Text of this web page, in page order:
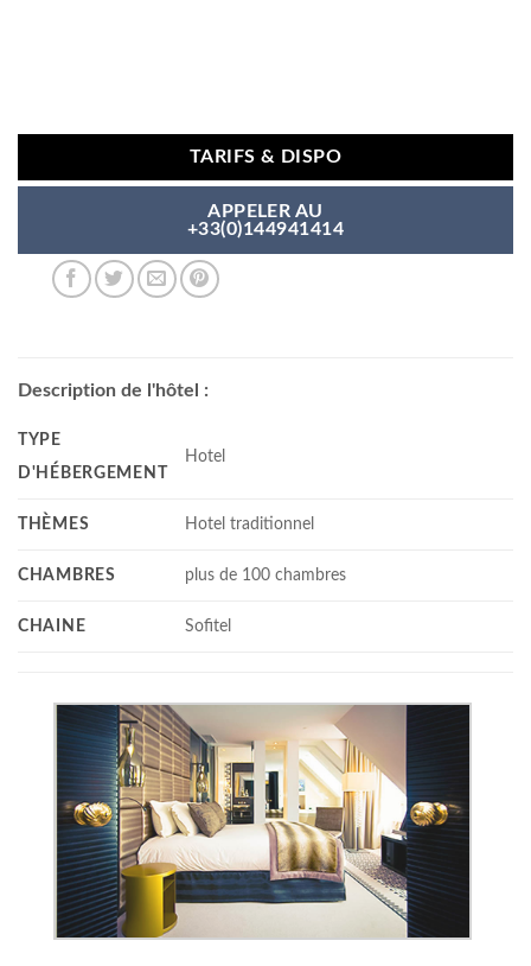
TARIFS & DISPO
APPELER AU
+33(0)144941414
Description de l'hôtel :
TYPE
D'HÉBERGEMENT
Hotel
THÈMES Hotel traditionnel
CHAMBRES plus de 100 chambres
CHAINE Sofitel